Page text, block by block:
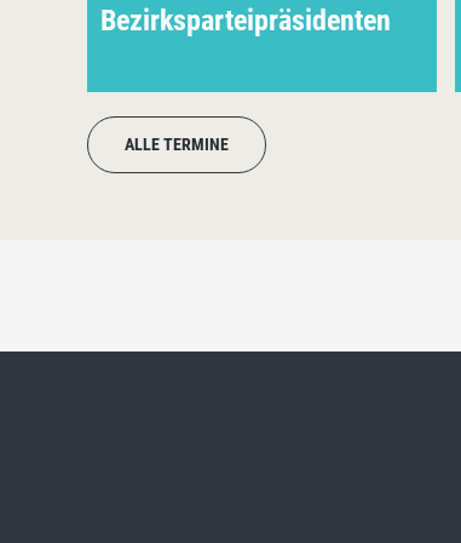
Bezirksparteipräsidenten
ALLE TERMINE